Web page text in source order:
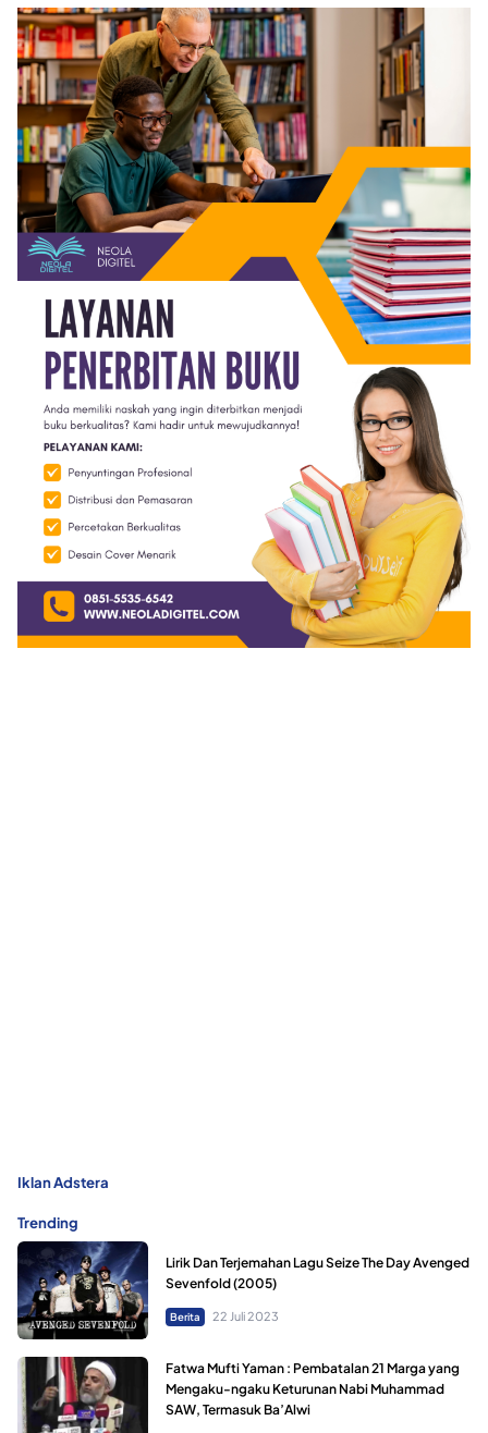
Iklan Adstera
Trending
Lirik Dan Terjemahan Lagu Seize The Day Avenged
Sevenfold (2005)
Berita 22 Juli 2023
Fatwa Mufti Yaman : Pembatalan 21 Marga yang
Mengaku-ngaku Keturunan Nabi Muhammad
SAW, Termasuk Ba’Alwi